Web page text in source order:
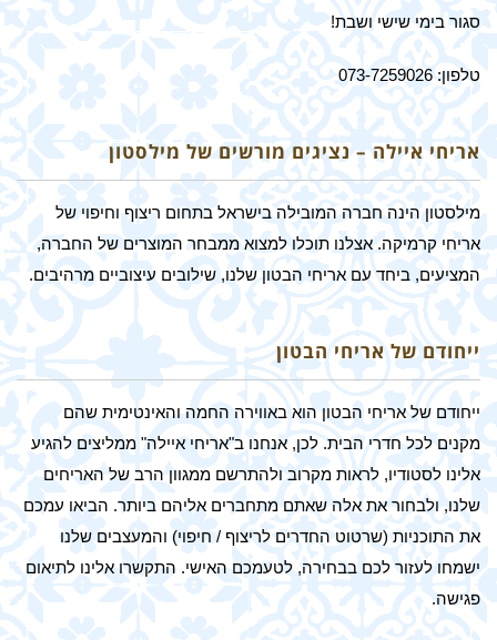
סגור בימי שישי ושבת!
טלפון: 073-7259026
אריחי איילה – נציגים מורשים של מילסטון
מילסטון הינה חברה המובילה בישראל בתחום ריצוף וחיפוי של
אריחי קרמיקה. אצלנו תוכלו למצוא ממבחר המוצרים של החברה,
המציעים, ביחד עם אריחי הבטון שלנו, שילובים עיצוביים מרהיבים.
ייחודם של אריחי הבטון
ייחודם של אריחי הבטון הוא באווירה החמה והאינטימית שהם
מקנים לכל חדרי הבית. לכן, אנחנו ב"אריחי איילה" ממליצים להגיע
אלינו לסטודיו, לראות מקרוב ולהתרשם ממגוון הרב של האריחים
שלנו, ולבחור את אלה שאתם מתחברים אליהם ביותר. הביאו עמכם
את התוכניות (שרטוט החדרים לריצוף / חיפוי) והמעצבים שלנו
ישמחו לעזור לכם בבחירה, לטעמכם האישי. התקשרו אלינו לתיאום
פגישה.